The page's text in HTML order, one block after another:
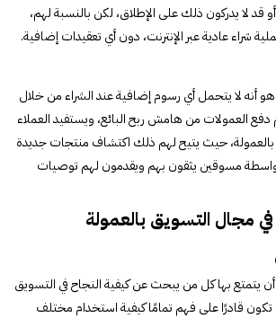
أو قد لا يدركون ذلك على الإطلاق، لكن بالنسبة لهم،
شراء عادية عبر الإنترنت، دون أي تعقيدات إضافية.
أنه لا يتحمل أي رسوم إضافية عند الشراء من خلال
دفع العمولات من هامش ربح البائع، ويستفيد العملاء
حيث يتيح لهم ذلك اكتشاف منتجات جديدة
بواسطة مسوقين يثقون بهم ويقدمون لهم توصيات
مجال التسويق بالعمولة
يتمتع بها كل من يبحث عنكيفية النجاح في التسويق
قادرًا على فهم تمامًا كيفية استخدام مختلف